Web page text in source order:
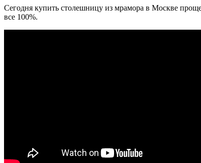
Сегодня купить столешницу из мрамора в Москве
все 100%.